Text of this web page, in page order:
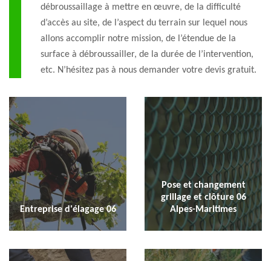
débroussaillage à mettre en œuvre, de la difficulté
d’accès au site, de l’aspect du terrain sur lequel nous
allons accomplir notre mission, de l’étendue de la
surface à débroussailler, de la durée de l’intervention,
etc. N’hésitez pas à nous demander votre devis gratuit.
Entreprise d'élagage 06
Pose et changement
grillage et clôture 06
Alpes-Maritimes